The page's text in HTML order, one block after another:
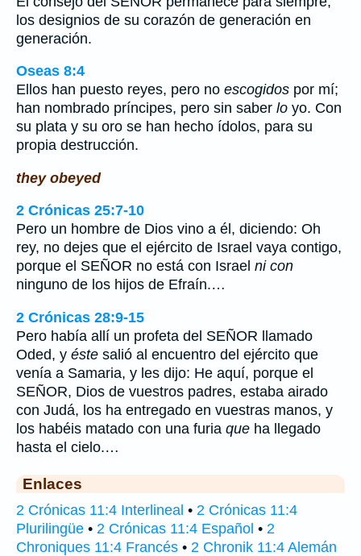
los designios de su corazón de generación en
generación.
Oseas 8:4
Ellos han puesto reyes, pero no escogidos por mí;
han nombrado príncipes, pero sin saber lo yo. Con
su plata y su oro se han hecho ídolos, para su
propia destrucción.
they obeyed
2 Crónicas 25:7-10
Pero un hombre de Dios vino a él, diciendo: Oh
rey, no dejes que el ejército de Israel vaya contigo,
porque el SEÑOR no está con Israel ni con
ninguno de los hijos de Efraín.…
2 Crónicas 28:9-15
Pero había allí un profeta del SEÑOR llamado
Oded, y éste salió al encuentro del ejército que
venía a Samaria, y les dijo: He aquí, porque el
SEÑOR, Dios de vuestros padres, estaba airado
con Judá, los ha entregado en vuestras manos, y
los habéis matado con una furia que ha llegado
hasta el cielo.…
Enlaces
2 Crónicas 11:4 Interlineal • 2 Crónicas 11:4
Plurilingüe • 2 Crónicas 11:4 Español • 2
Chroniques 11:4 Francés • 2 Chronik 11:4 Alemán